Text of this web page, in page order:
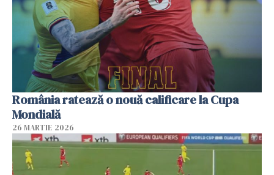
România ratează o nouă calificare la Cupa
Mondială
26 MARTIE 2026